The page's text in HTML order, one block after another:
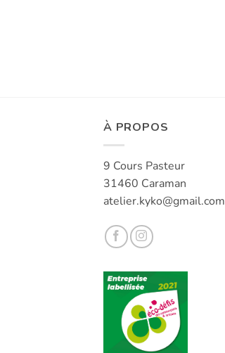
À PROPOS
9 Cours Pasteur
31460 Caraman
atelier.kyko@gmail.com